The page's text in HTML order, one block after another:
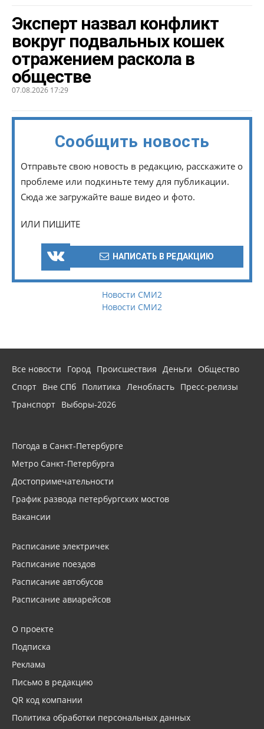
Эксперт назвал конфликт
вокруг подвальных кошек
отражением раскола в
обществе
07.08.2026 17:29
Сообщить новость
Отправьте свою новость в редакцию, расскажите о
проблеме или подкиньте тему для публикации.
Сюда же загружайте ваше видео и фото.
ИЛИ ПИШИТЕ
НАПИСАТЬ В РЕДАКЦИЮ
Новости СМИ2
Новости СМИ2
Все новости Город Происшествия Деньги
Общество
Спорт Вне СПб Политика Ленобласть Пресс-релизы
Транспорт Выборы-2026
Погода в Санкт-Петербурге
Метро Санкт-Петербурга
Достопримечательности
График развода петербургских мостов
Вакансии
Расписание электричек
Расписание поездов
Расписание автобусов
Расписание авиарейсов
О проекте
Подписка
Реклама
Письмо в редакцию
QR код компании
Политика обработки персональных данных